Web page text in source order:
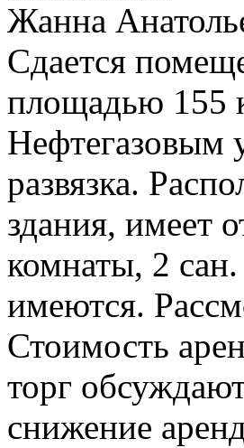
Жанна
Сдается
площадью 155
Нефтегазовым
развязка.
здания, имеет
комнаты, 2
имеются.
Стоимость
торг
снижение